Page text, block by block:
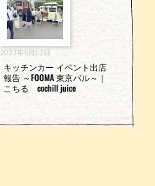
2023年6月12日
キッチンカー イベント出店
報告 ～FOOMA 東京バル～｜
こちる cochill juice